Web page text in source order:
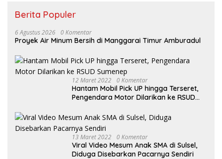
Berita Populer
6 Agustus 2026 0 Komentar
Proyek Air Minum Bersih di Manggarai Timur Amburadul
12 Maret 2022 0 Komentar
Hantam Mobil Pick UP hingga Terseret,
Pengendara Motor Dilarikan ke RSUD
13 Maret 2022 0 Komentar
Viral Video Mesum Anak SMA di Sulsel,
Diduga Disebarkan Pacarnya Sendiri